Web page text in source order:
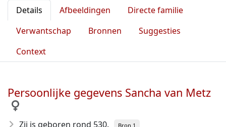
Details Afbeeldingen
Directe familie
Verwantschap
Bronnen
Suggesties
Context
Persoonlijke gegevens Sancha van Metz
Zij is geboren rond 530. Bron 1